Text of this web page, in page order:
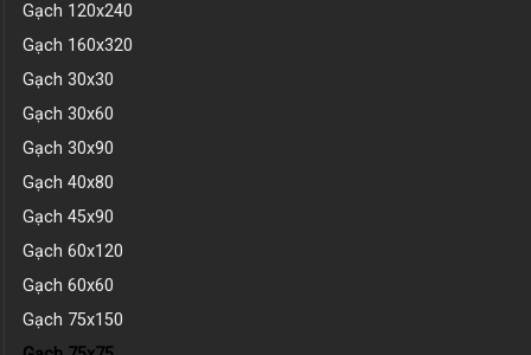
Gạch 120x240
Gạch 160x320
Gạch 30x30
Gạch 30x60
Gạch 30x90
Gạch 40x80
Gạch 45x90
Gạch 60x120
Gạch 60x60
Gạch 75x150